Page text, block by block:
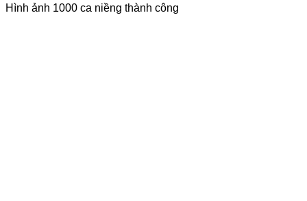
Hình ảnh 1000 ca niềng thành công